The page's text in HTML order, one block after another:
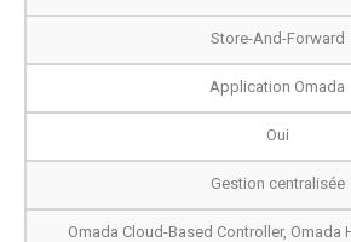
Store-And-Forward
Application Omada
Oui
Gestion centralisée
Omada Cloud-Based Controller, Omada